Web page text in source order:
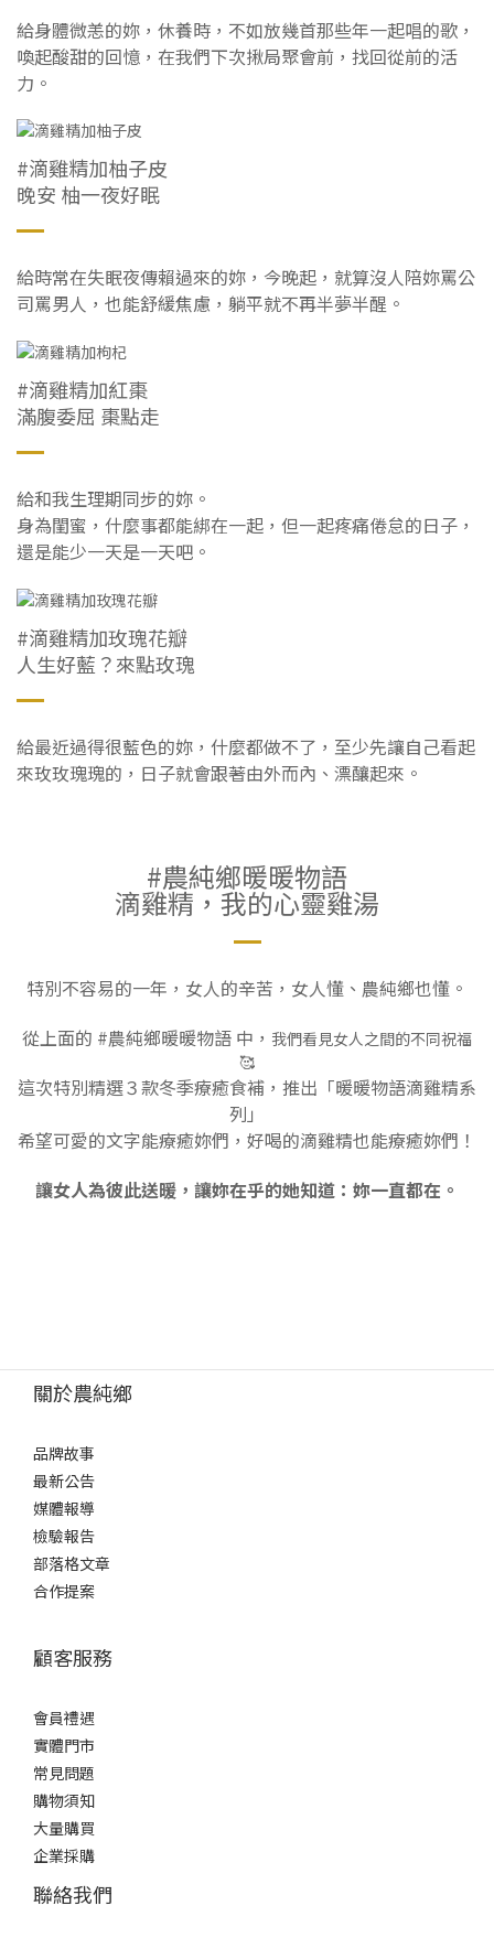
給身體微恙的妳，休養時，不如放幾首那些年一起唱的歌，
喚起酸甜的回憶，在我們下次揪局聚會前，找回從前的活
力。
#滴雞精加柚子皮
晚安 柚一夜好眠
給時常在失眠夜傳賴過來的妳，今晚起，就算沒人陪妳罵公
司罵男人，也能舒緩焦慮，躺平就不再半夢半醒。
#滴雞精加紅棗
滿腹委屈 棗點走
給和我生理期同步的妳。
身為閨蜜，什麼事都能綁在一起，但一起疼痛倦怠的日子，
還是能少一天是一天吧。
#滴雞精加玫瑰花瓣
人生好藍？來點玫瑰
給最近過得很藍色的妳，什麼都做不了，至少先讓自己看起
來玫玫瑰瑰的，日子就會跟著由外而內、漂釀起來。
#農純鄉暖暖物語
滴雞精，我的心靈雞湯
特別不容易的一年，女人的辛苦，女人懂、農純鄉也懂。
從上面的 #農純鄉暖暖物語 中， 我們看見女人之間的不同祝福
🥰
這次特別精選３款冬季療癒食補，推出「暖暖物語滴雞精系
列」
希望可愛的文字能療癒妳們，好喝的滴雞精也能療癒妳們！
讓女人為彼此送暖，讓妳在乎的她知道：妳一直都在。
關於農純鄉
品牌故事
最新公告
媒體報導
檢驗報告
部落格文章
合作提案
顧客服務
會員禮遇
實體門市
常見問題
購物須知
大量購買
企業採購
聯絡我們